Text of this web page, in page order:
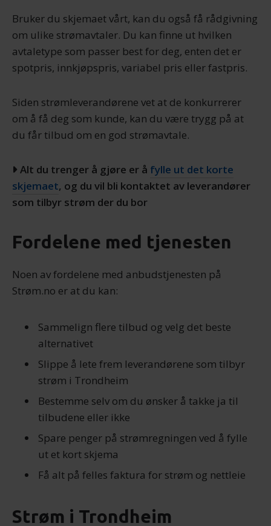
Bruker du skjemaet vårt, kan du også få rådgivning
om ulike strømavtaler. Du kan finne ut hvilken
avtaletype som passer best for deg, enten det er
spotpris, innkjøpspris, variabel pris eller fastpris.
Siden strømleverandørene vet at de konkurrerer
om å få deg som kunde, kan du være trygg på at
du får tilbud om en god strømavtale.
Alt du trenger å gjøre er å fylle ut det korte
skjemaet, og du vil bli kontaktet av leverandører
som tilbyr strøm der du bor
Fordelene med tjenesten
Noen av fordelene med anbudstjenesten på
Strøm.no er at du kan:
Sammelign flere tilbud og velg det beste
alternativet
Slippe å lete frem leverandørene som tilbyr
strøm i Trondheim
Bestemme selv om du ønsker å takke ja til
tilbudene eller ikke
Spare penger på strømregningen ved å fylle
ut et kort skjema
Få alt på felles faktura for strøm og nettleie
Strøm i Trondheim